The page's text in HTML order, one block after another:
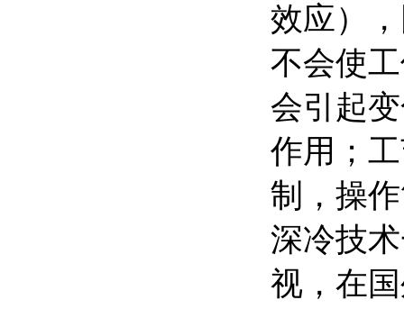
效应）
不会使
会引起
作用；
制，操
深冷技
视，在